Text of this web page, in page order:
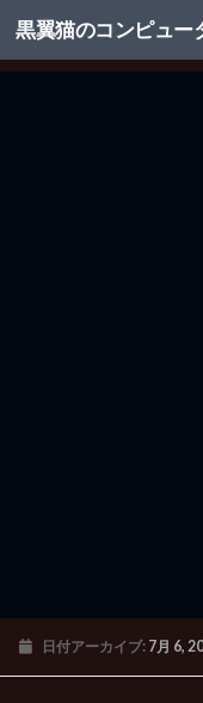
コンテンツへスキップ
黒翼猫のコンピュー
日付アーカイブ: 7月 6,